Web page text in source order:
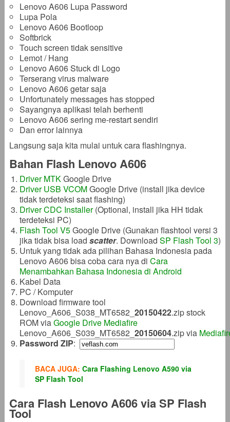
Lenovo A606 Lupa Password
Lupa Pola
Lenovo A606 Bootloop
Softbrick
Touch screen tidak sensitive
Lemot / Hang
Lenovo A606 Stuck di Logo
Terserang virus malware
Lenovo A606 getar saja
Unfortunately messages has stopped
Sayangnya aplikasi telah berhenti
Lenovo A606 sering me-restart sendiri
Dan error lainnya
Langsung saja kita mulai untuk cara flashingnya.
Bahan Flash Lenovo A606
Driver MTKGoogle Drive
Driver USB VCOMGoogle Drive (install jika device
tidak terdeteksi saat flashing)
Driver CDC Installer(Optional, install jika HH tidak
terdeteksi PC)
Flash Tool V5Google Drive (Gunakan flashtool versi 3
jika tidak bisa load scatter. Download SP Flash Tool 3)
Untuk yang tidak ada pilihan Bahasa Indonesia pada
Lenovo A606 bisa coba cara nya di Cara
Menambahkan Bahasa Indonesia di Android
Kabel Data
PC / Komputer
Download firmware tool
Lenovo_A606_S038_MT6582_ 20150422.zip stock
ROM viaGoogle Drive Mediafire
Lenovo_A606_S039_MT6582_ 20150604.zip via
Password ZIP:
BACA JUGA: Cara Flashing Lenovo A590 via
SP Flash Tool
Cara Flash Lenovo A606 via SP Flash
Tool